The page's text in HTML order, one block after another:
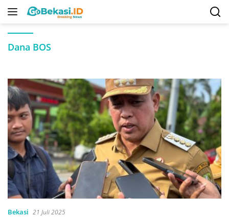
Langsung
Dana BOS
Bekasi 21 Juli 2025